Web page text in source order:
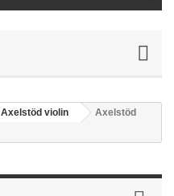
Axelstöd violin
Axelstöd